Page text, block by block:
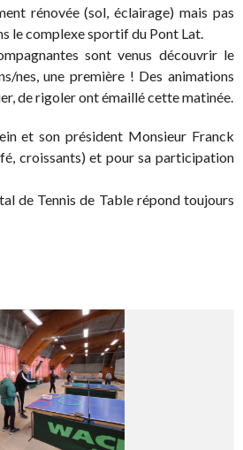
rénovée (sol, éclairage) mais pas
le complexe sportif du Pont Lat.
sont venus découvrir le
nes, une première ! Des animations
de rigoler ont émaillé cette matinée.
et son président Monsieur Franck
croissants) et pour sa participation
de Tennis de Table répond toujours